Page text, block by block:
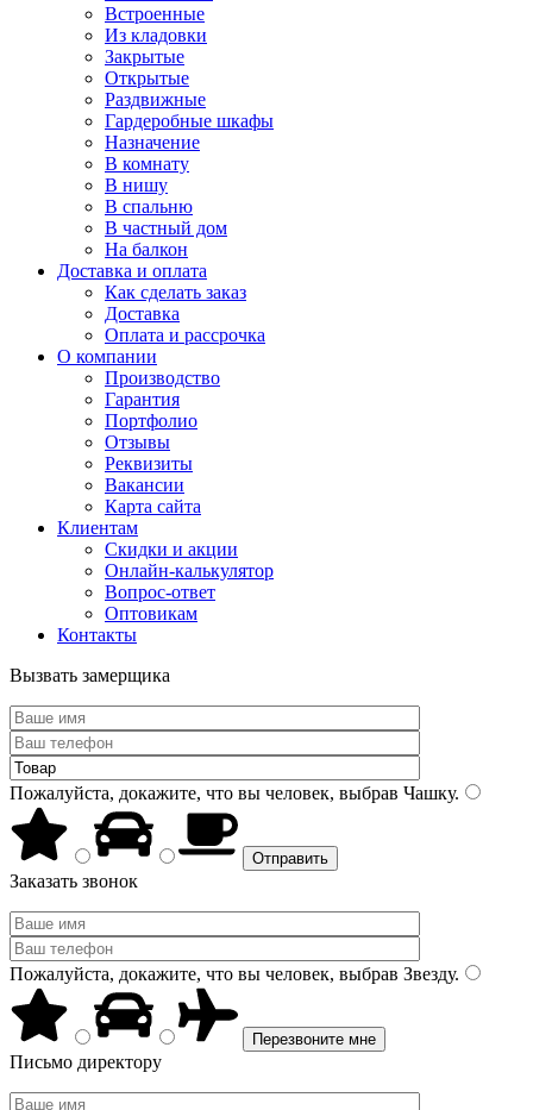
Встроенные
Из кладовки
Закрытые
Открытые
Раздвижные
Гардеробные шкафы
Назначение
В комнату
В нишу
В спальню
В частный дом
На балкон
Доставка и оплата
Как сделать заказ
Доставка
Оплата и рассрочка
О компании
Производство
Гарантия
Портфолио
Отзывы
Реквизиты
Вакансии
Карта сайта
Клиентам
Скидки и акции
Онлайн-калькулятор
Вопрос-ответ
Оптовикам
Контакты
Вызвать замерщика
Пожалуйста, докажите, что вы человек, выбрав Чашку.
Заказать звонок
Пожалуйста, докажите, что вы человек, выбрав Звезду.
Письмо директору